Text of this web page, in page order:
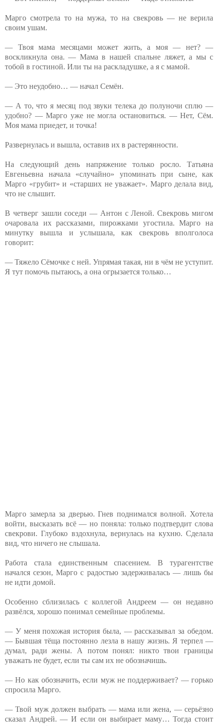
Марго смотрела то на мужа, то на свекровь — не верила
своим ушам.
— Твоя мама месяцами может жить, а моя — нет? —
воскликнула она. — Мама в нашей спальне ляжет, а мы с
тобой в гостиной. Или ты на раскладушке, а я с мамой.
— Это неудобно… — начал Семён.
— А то, что я месяц под звуки телека до полуночи сплю —
удобно? — Марго уже не могла остановиться. — Нет, Сём.
Моя мама приедет, и точка!
Развернулась и вышла, оставив их в растерянности.
На следующий день напряжение только росло. Татьяна
Евгеньевна начала «случайно» упоминать при сыне, как
Марго «грубит» и «старших не уважает». Марго делала вид,
что не слышит.
В четверг зашли соседи — Антон с Леной. Свекровь мигом
очаровала их рассказами, пирожками угостила. Марго на
минутку вышла и услышала, как свекровь вполголоса
говорит:
— Тяжело Сёмочке с ней. Упрямая такая, ни в чём не уступит.
Я тут помочь пытаюсь, а она огрызается только…
Марго замерла за дверью. Гнев поднимался волной. Хотела
войти, высказать всё — но поняла: только подтвердит слова
свекрови. Глубоко вздохнула, вернулась на кухню. Сделала
вид, что ничего не слышала.
Работа стала единственным спасением. В турагентстве
начался сезон, Марго с радостью задерживалась — лишь бы
не идти домой.
Особенно сблизилась с коллегой Андреем — он недавно
развёлся, хорошо понимал семейные проблемы.
— У меня похожая история была, — рассказывал за обедом.
— Бывшая тёща постоянно лезла в нашу жизнь. Я терпел —
думал, ради жены. А потом понял: никто твои границы
уважать не будет, если ты сам их не обозначишь.
— Но как обозначить, если муж не поддерживает? — горько
спросила Марго.
— Твой муж должен выбрать — мама или жена, — серьёзно
сказал Андрей. — И если он выбирает маму… Тогда стоит